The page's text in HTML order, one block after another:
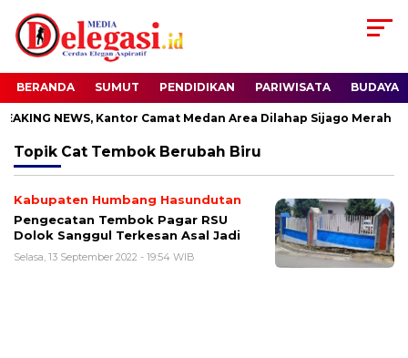
BERANDA SUMUT PENDIDIKAN PARIWISATA BUDAYA
NEWS, Kantor Camat Medan Area Dilahap Sijago Merah
Topik Cat Tembok Berubah Biru
Kabupaten Humbang Hasundutan
Pengecatan Tembok Pagar RSU
Dolok Sanggul Terkesan Asal Jadi
Selasa, 13 September 2022 - 19:54 WIB